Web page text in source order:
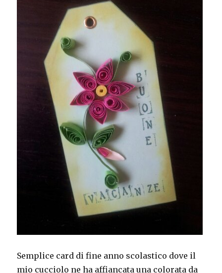
Semplice card di fine anno scolastico dove il
mio cucciolo ne ha affiancata una colorata da